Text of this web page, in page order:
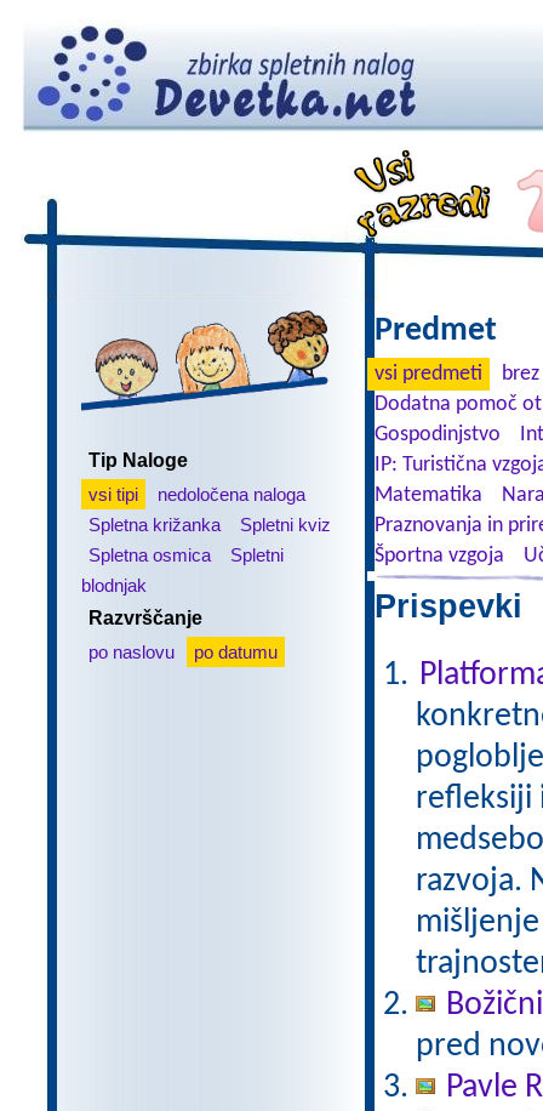
Tip Naloge
vsi tipi
nedoločena naloga
Spletna križanka
Spletni kviz
Spletna osmica
Spletni
blodnjak
Razvrščanje
po naslovu
po datumu
Predmet
vsi predmeti
Dodatna pomoč
Gospodinjstvo
IP: Turistična
Matematika
Praznovanja in
Športna vzgoja
Prispevki
refleksiji
razvoja.
pred
Pavle